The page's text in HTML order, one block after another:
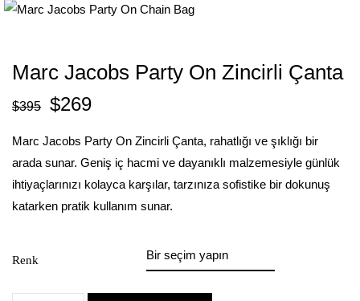
Marc Jacobs Party On Zincirli Çanta
$395 $269
Marc Jacobs Party On Zincirli Çanta, rahatlığı ve şıklığı bir
arada sunar. Geniş iç hacmi ve dayanıklı malzemesiyle günlük
ihtiyaçlarınızı kolayca karşılar, tarzınıza sofistike bir dokunuş
katarken pratik kullanım sunar.
Renk